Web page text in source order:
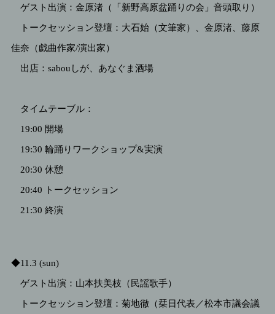
ゲスト出演：金原渚（「新野高原盆踊りの会」音頭取り）
トークセッション登壇：大石始（文筆家）、金原渚、藤原
佳奈（戯曲作家/演出家）
出店：sabouしが、あなぐま酒場
タイムテーブル：
19:00 開場
19:30 輪踊りワークショップ&実演
20:30 休憩
20:40 トークセッション
21:30 終演
◆11.3 (sun)
ゲスト出演：山本扶美枝（民謡歌手）
トークセッション登壇：菊地徹（栞日代表／松本市議会議